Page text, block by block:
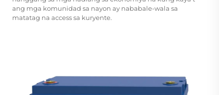
ang mga komunidad sa nayon ay nababale-wala sa
matatag na access sa kuryente.